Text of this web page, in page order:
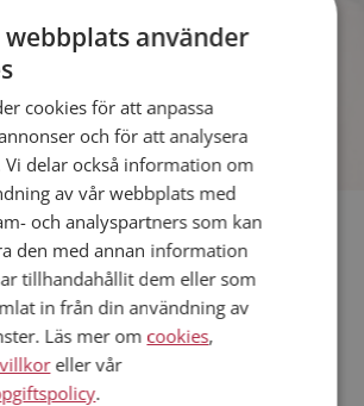
Mötesplatsen. Du kan bli medlem fort
och enkelt.
Hällefors:Felix ,Joachim, Robin
webbplats använder
cookies för att anpassa
och för att analysera
Vi delar också information om
av vår webbplats med
och analyspartners som kan
den med annan information
tillhandahållit dem eller som
in från din användning av
Läs mer om cookies,
eller vår
.